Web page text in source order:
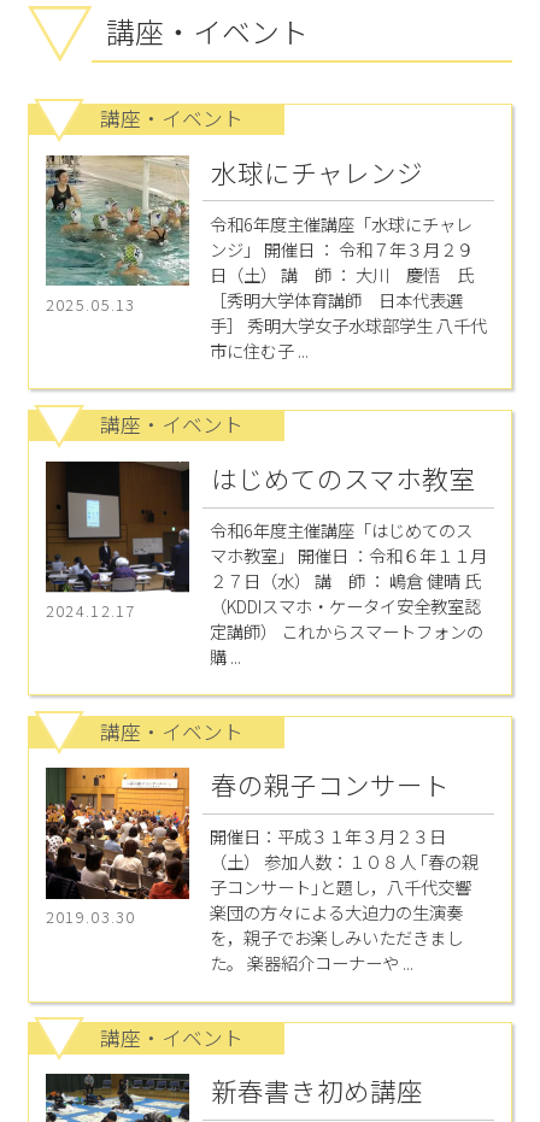
講座・イベント
講座・イベント
2025.05.13
水球にチャレンジ
令和6年度主催講座「水球にチャレ
ンジ」 開催日 ： 令和７年３月２９
日（土） 講 師 ： 大川 慶悟 氏
［秀明大学体育講師 日本代表選
手］ 秀明大学女子水球部学生 八千代
市に住む子 ...
講座・イベント
2024.12.17
はじめてのスマホ教室
令和6年度主催講座「はじめてのス
マホ教室」 開催日 ：令和６年１１月
２７日（水） 講 師 ： 嶋倉 健晴 氏
（KDDIスマホ・ケータイ安全教室認
定講師） これからスマートフォンの
購 ...
講座・イベント
2019.03.30
春の親子コンサート
開催日：平成３１年３月２３日
（土） 参加人数：１０８人 ｢春の親
子コンサート｣と題し，八千代交響
楽団の方々による大迫力の生演奏
を，親子でお楽しみいただきまし
た。 楽器紹介コーナーや ...
講座・イベント
新春書き初め講座